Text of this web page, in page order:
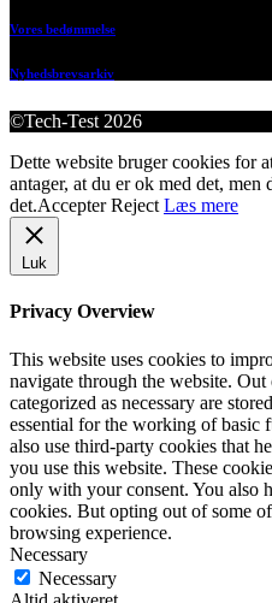
Vores bedømmelse
Nyhedsbrevsarkiv
©Tech-Test 2026
Dette website bruger cookies for
antager, at du er ok med det,
det.Accepter Reject Læs mere
Luk
Privacy Overview
This website uses cookies to
navigate through the website. Out
categorized as necessary are
essential for the working of basic
also use third-party cookies that
you use this website. These
only with your consent. You also
cookies. But opting out of some
browsing experience.
Necessary
Necessary